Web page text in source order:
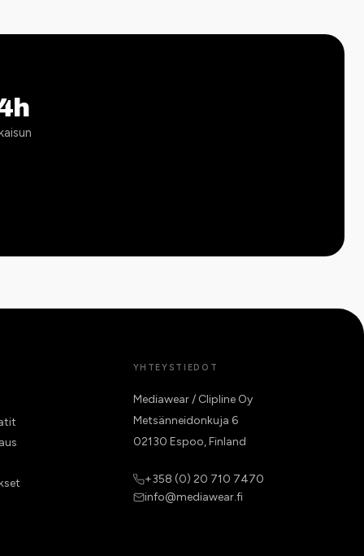
YHTEYSTIEDOT
Mediawear / Clipline Oy
Metsänneidonkuja 6
02130 Espoo, Finland
+358 (0) 20 710 7470
info@mediawear.fi